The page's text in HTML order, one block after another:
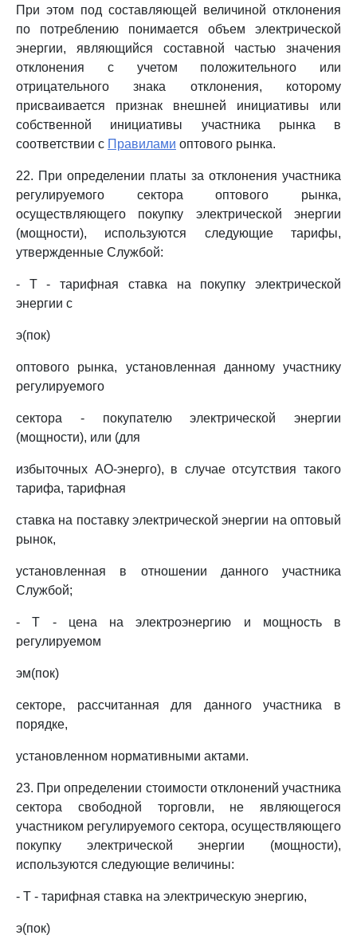
При этом под составляющей величиной отклонения
по потреблению понимается объем электрической
энергии, являющийся составной частью значения
отклонения с учетом положительного или
отрицательного знака отклонения, которому
присваивается признак внешней инициативы или
собственной инициативы участника рынка в
соответствии с Правилами оптового рынка.
22. При определении платы за отклонения участника
регулируемого сектора оптового рынка,
осуществляющего покупку электрической энергии
(мощности), используются следующие тарифы,
утвержденные Службой:
- Т - тарифная ставка на покупку электрической
энергии с
э(пок)
оптового рынка, установленная данному участнику
регулируемого
сектора - покупателю электрической энергии
(мощности), или (для
избыточных АО-энерго), в случае отсутствия такого
тарифа, тарифная
ставка на поставку электрической энергии на оптовый
рынок,
установленная в отношении данного участника
Службой;
- T - цена на электроэнергию и мощность в
регулируемом
эм(пок)
секторе, рассчитанная для данного участника в
порядке,
установленном нормативными актами.
23. При определении стоимости отклонений участника
сектора свободной торговли, не являющегося
участником регулируемого сектора, осуществляющего
покупку электрической энергии (мощности),
используются следующие величины:
- Т - тарифная ставка на электрическую энергию,
э(пок)